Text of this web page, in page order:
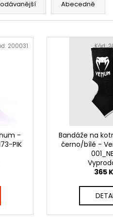
Abecedně
-
PIK
200031
Bandáže na
černo/bílé -
365
Kód:
BANDÁŽE 2,5 M -
- PHWR2773